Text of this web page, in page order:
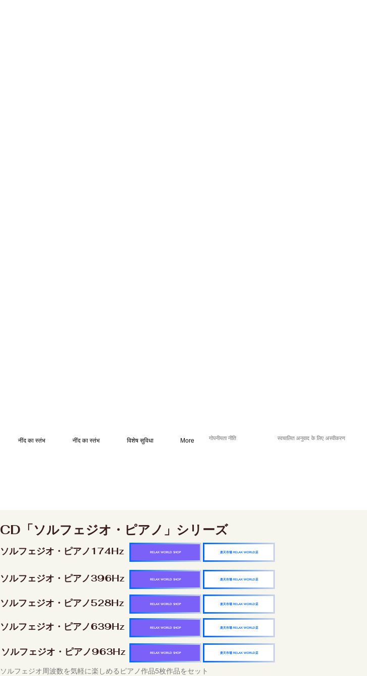
नींद का स्तंभ नींद का स्तंभ विशेष सुविधा More गोपनीयता नीति स्वचालित अनुवाद के लिए अस्वीकरण
CD「ソルフェジオ・ピアノ」シリーズ
ソルフェジオ・ピアノ174Hz 楽天市場 RELAX WORLD店
RELAX WORLD SHOP
ソルフェジオ・ピアノ396Hz 楽天市場 RELAX WORLD店
RELAX WORLD SHOP
ソルフェジオ・ピアノ528Hz 楽天市場 RELAX WORLD店
RELAX WORLD SHOP
ソルフェジオ・ピアノ639Hz 楽天市場 RELAX WORLD店
RELAX WORLD SHOP
ソルフェジオ・ピアノ963Hz 楽天市場 RELAX WORLD店
RELAX WORLD SHOP
ソルフェジオ周波数を気軽に楽しめるピアノ作品5枚作品をセット